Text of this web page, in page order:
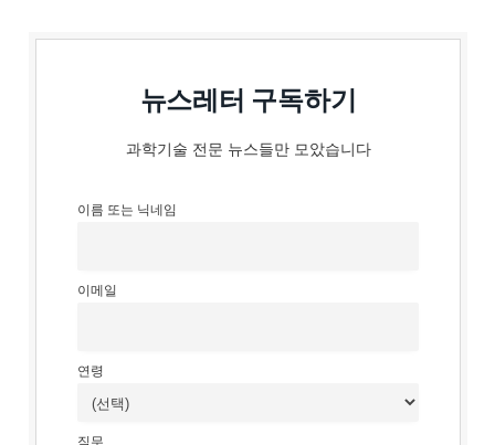
뉴스레터 구독하기
과학기술 전문 뉴스들만 모았습니다
이름 또는 닉네임
이메일
연령
직무